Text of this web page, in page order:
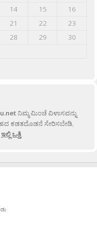
14 15
16
21 22
23
28 29
30
ನಿಮ್ಮ ಮಿಂಚೆ ವಿಳಾಸವನ್ನು
ಕಡತದೊಡನೆ ಸೇರಿಸಬೇಡಿ,
ಇಲ್ಲಿ ಒತ್ತಿ.